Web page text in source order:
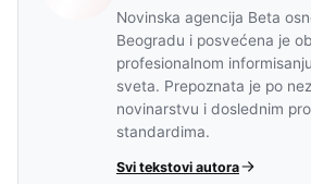
Novinska agencija Beta
Beogradu i posvećena je
profesionalnom
sveta. Prepoznata je po
novinarstvu i doslednim
standardima.
Svi tekstovi autora